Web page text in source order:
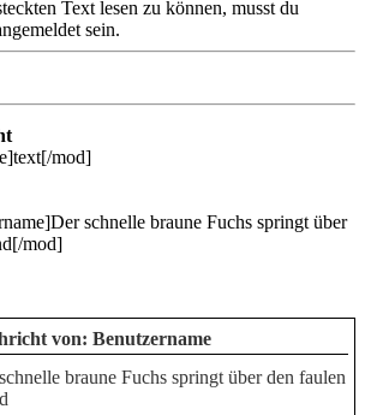
Text lesen zu können, musst du
sein.
mod]
schnelle braune Fuchs springt über
mod]
von: Benutzername
braune Fuchs springt über den faulen